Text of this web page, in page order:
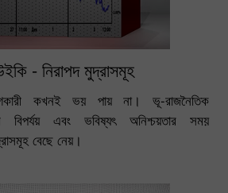
- নিরাপদ মুদ্রাসমূহ
কখনই ভয় পায় না। ভূ-রাজনৈতিক
বিপর্যয় এবং ভবিষ্যৎ অনিশ্চয়তার সময়
বেছে নেয়।